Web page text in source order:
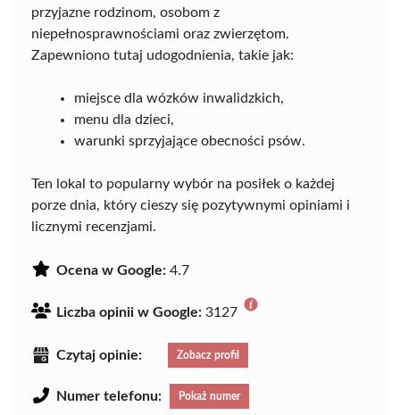
przyjazne rodzinom, osobom z
niepełnosprawnościami oraz zwierzętom.
Zapewniono tutaj udogodnienia, takie jak:
miejsce dla wózków inwalidzkich,
menu dla dzieci,
warunki sprzyjające obecności psów.
Ten lokal to popularny wybór na posiłek o każdej
porze dnia, który cieszy się pozytywnymi opiniami i
licznymi recenzjami.
Ocena w Google: 4.7
Liczba opinii w Google: 3127
Czytaj opinie: Zobacz profil
Numer telefonu: Pokaż numer